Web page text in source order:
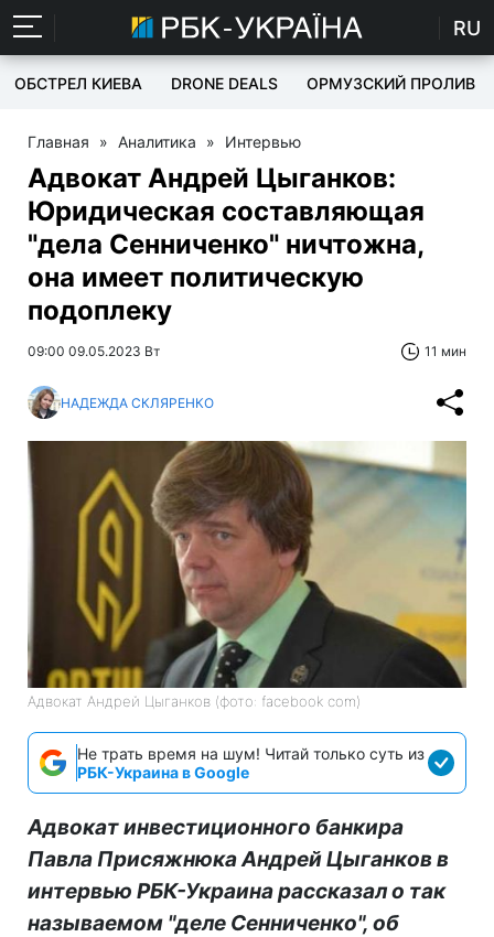
RU
ОБСТРЕЛ КИЕВА DRONE DEALS ОРМУЗСКИЙ ПРОЛИВ
Главная » Аналитика » Интервью
Адвокат Андрей Цыганков:
Юридическая составляющая
"дела Сенниченко" ничтожна,
она имеет политическую
подоплеку
09:00 09.05.2023 Вт 11 мин
НАДЕЖДА СКЛЯРЕНКО
Адвокат Андрей Цыганков (фото: facebook com)
Не трать время на шум! Читай только суть из
РБК-Украина в Google
Адвокат инвестиционного банкира
Павла Присяжнюка Андрей Цыганков в
интервью РБК-Украина рассказал о так
называемом "деле Сенниченко", об